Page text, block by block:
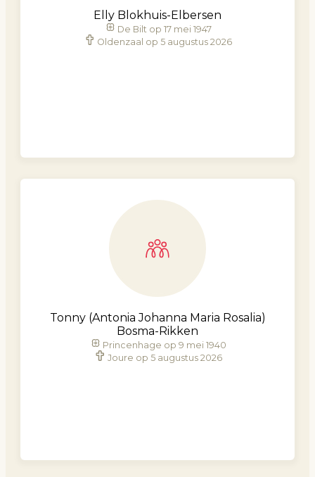
Elly Blokhuis-Elbersen
De Bilt op 17 mei 1947
Oldenzaal op 5 augustus 2026
Tonny (Antonia Johanna Maria Rosalia)
Bosma-Rikken
Princenhage op 9 mei 1940
Joure op 5 augustus 2026